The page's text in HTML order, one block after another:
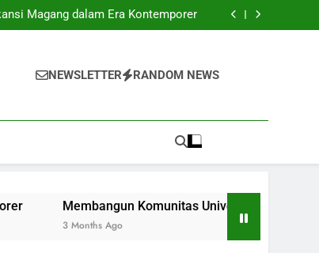
Republik Indonesia
Magang dalam Era Kontemporer
dengan Kokoh: Kolaborasi dan
Republik Indonesia
Magang dalam Era Kontemporer
dengan Kokoh: Kolaborasi dan
NEWSLETTER RANDOM NEWS
Membangun Komunitas Universitas dengan Kokoh:
3 Months Ago